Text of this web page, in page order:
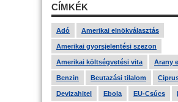
CÍMKÉK
Adó Amerikai elnökválasztás
Amerikai gyorsjelentési szezon
Amerikai költségvetési vita Arany
Benzin Beutazási tilalom
Devizahitel Ebola EU-Csúcs